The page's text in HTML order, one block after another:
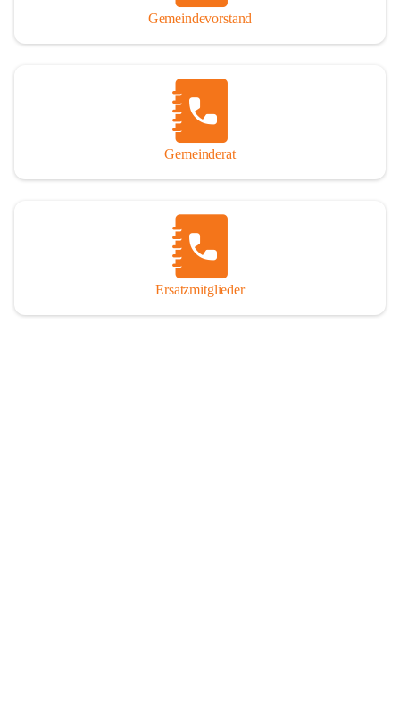
Jahrhunderte, ja Jahrtausende alte Geschichte von der Steinzeit
einladen.
Gemeindevorstand
Gemeinderat
Ersatzmitglieder